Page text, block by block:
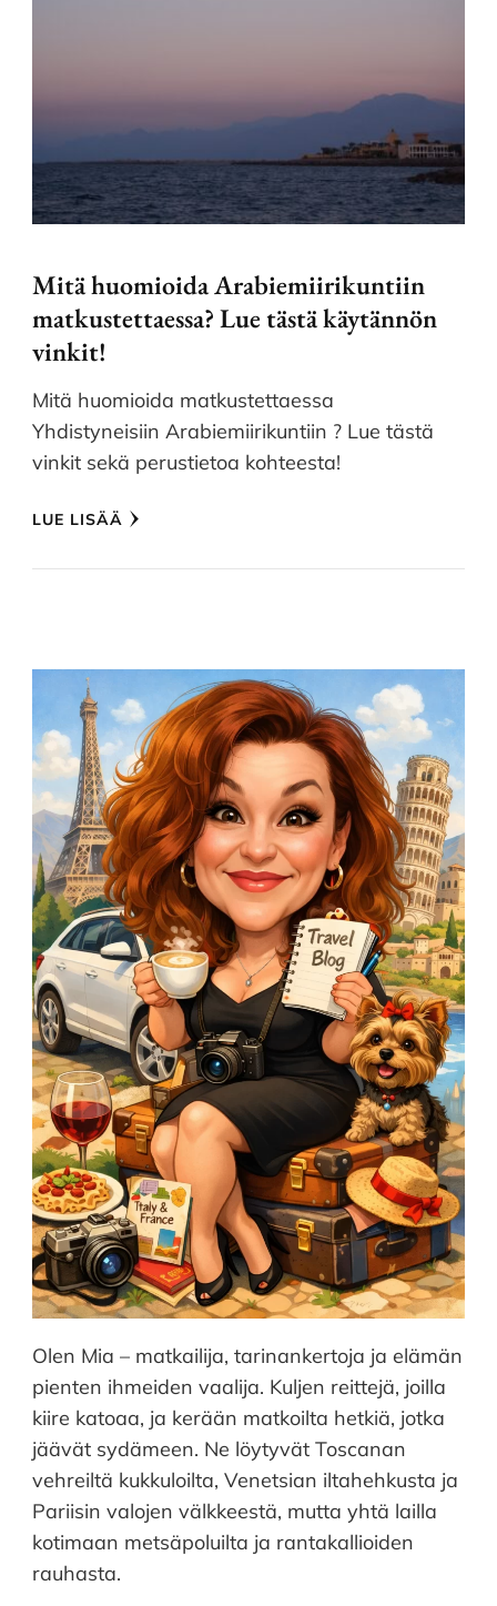
Mitä huomioida Arabiemiirikuntiin
matkustettaessa? Lue tästä käytännön
vinkit!
Mitä huomioida matkustettaessa
Yhdistyneisiin Arabiemiirikuntiin ? Lue tästä
vinkit sekä perustietoa kohteesta!
LUE LISÄÄ
Olen Mia – matkailija, tarinankertoja ja elämän
pienten ihmeiden vaalija. Kuljen reittejä, joilla
kiire katoaa, ja kerään matkoilta hetkiä, jotka
jäävät sydämeen. Ne löytyvät Toscanan
vehreiltä kukkuloilta, Venetsian iltahehkusta ja
Pariisin valojen välkkeestä, mutta yhtä lailla
kotimaan metsäpoluilta ja rantakallioiden
rauhasta.